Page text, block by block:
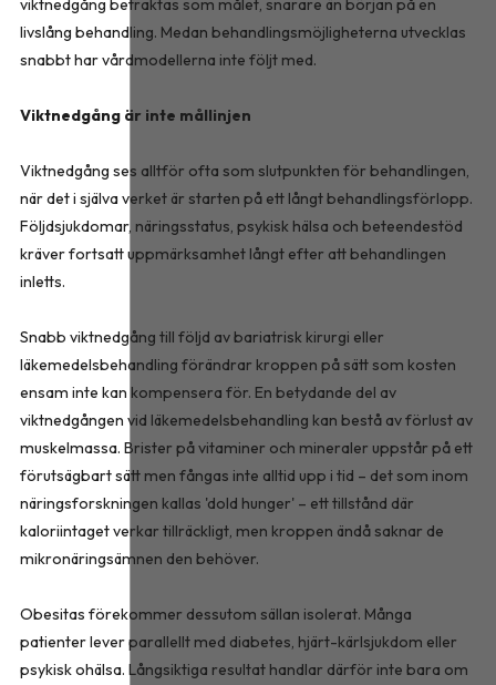
viktnedgång betraktas som målet, snarare än början på en
livslång behandling. Medan behandlingsmöjligheterna utvecklas
snabbt har vårdmodellerna inte följt med.
Viktnedgång är inte mållinjen
Viktnedgång ses alltför ofta som slutpunkten för behandlingen,
när det i själva verket är starten på ett långt behandlingsförlopp.
Följdsjukdomar, näringsstatus, psykisk hälsa och beteendestöd
kräver fortsatt uppmärksamhet långt efter att behandlingen
inletts.
Snabb viktnedgång till följd av bariatrisk kirurgi eller
läkemedelsbehandling förändrar kroppen på sätt som kosten
ensam inte kan kompensera för. En betydande del av
viktnedgången vid läkemedelsbehandling kan bestå av förlust av
muskelmassa. Brister på vitaminer och mineraler uppstår på ett
förutsägbart sätt men fångas inte alltid upp i tid – det som inom
näringsforskningen kallas 'dold hunger' – ett tillstånd där
kaloriintaget verkar tillräckligt, men kroppen ändå saknar de
mikronäringsämnen den behöver.
Obesitas förekommer dessutom sällan isolerat. Många
patienter lever parallellt med diabetes, hjärt-kärlsjukdom eller
psykisk ohälsa. Långsiktiga resultat handlar därför inte bara om